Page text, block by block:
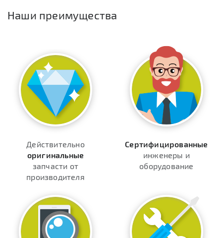
Наши преимущества
Действительно
оригинальные
запчасти от
производителя
Сертифицированные
инженеры и
оборудование